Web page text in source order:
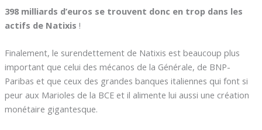
398 milliards d’euros se trouvent donc en trop dans les
actifs de Natixis !
Finalement, le surendettement de Natixis est beaucoup plus
important que celui des mécanos de la Générale, de BNP-
Paribas et que ceux des grandes banques italiennes qui font si
peur aux Marioles de la BCE et il alimente lui aussi une création
monétaire gigantesque.